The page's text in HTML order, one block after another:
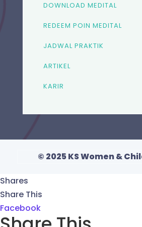
DOWNLOAD MEDITAL
REDEEM POIN MEDITAL
JADWAL PRAKTIK
ARTIKEL
KARIR
© 2025 KS Women &
Shares
Share This
Facebook